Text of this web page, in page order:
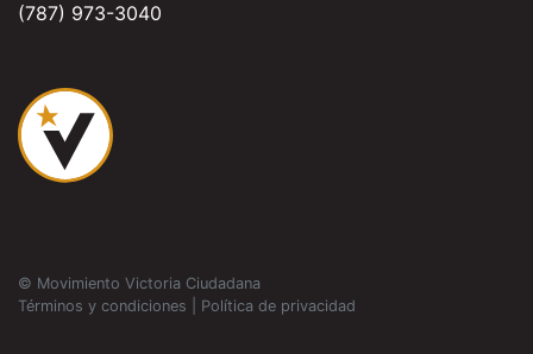
(787) 973-3040
© Movimiento Victoria Ciudadana
Términos y condiciones
Política de privacidad